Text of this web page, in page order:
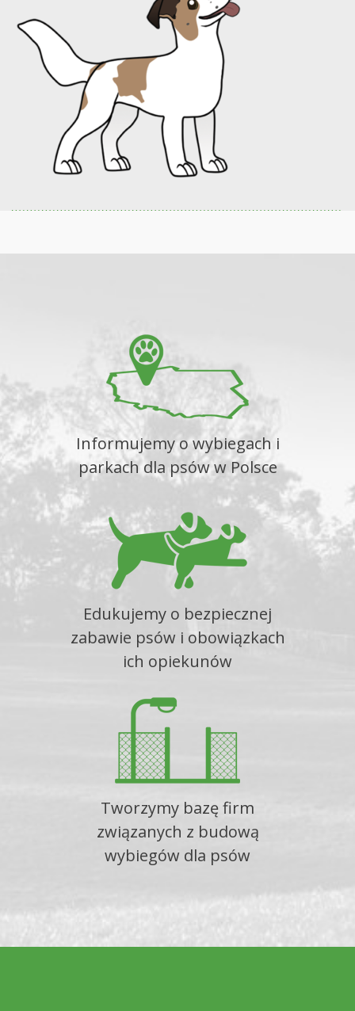
Informujemy o wybiegach i
parkach dla psów w Polsce
Edukujemy o bezpiecznej
zabawie psów i obowiązkach
ich opiekunów
Tworzymy bazę firm
związanych z budową
wybiegów dla psów